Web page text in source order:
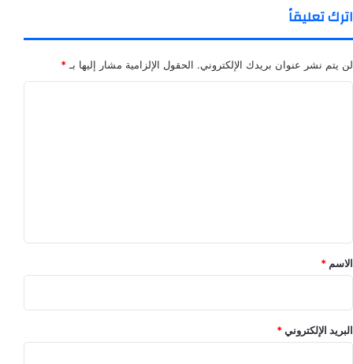
اترك تعليقاً
لن يتم نشر عنوان بريدك الإلكتروني. الحقول الإلزامية مشار إليها بـ *
*
الاسم *
البريد الإلكتروني*